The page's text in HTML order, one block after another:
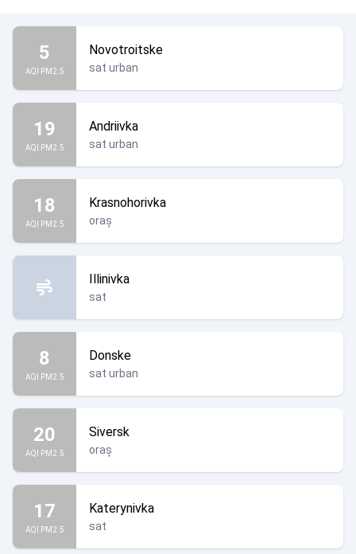
5
AQI PM2.5
Novotroitske
sat urban
19
AQI PM2.5
Andriivka
sat urban
18
AQI PM2.5
Krasnohorivka
oraș
Illinivka
sat
8
AQI PM2.5
Donske
sat urban
20
AQI PM2.5
Siversk
oraș
17
AQI PM2.5
Katerynivka
sat